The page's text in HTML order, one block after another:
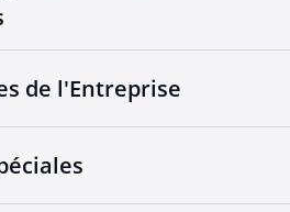
de l'Entreprise